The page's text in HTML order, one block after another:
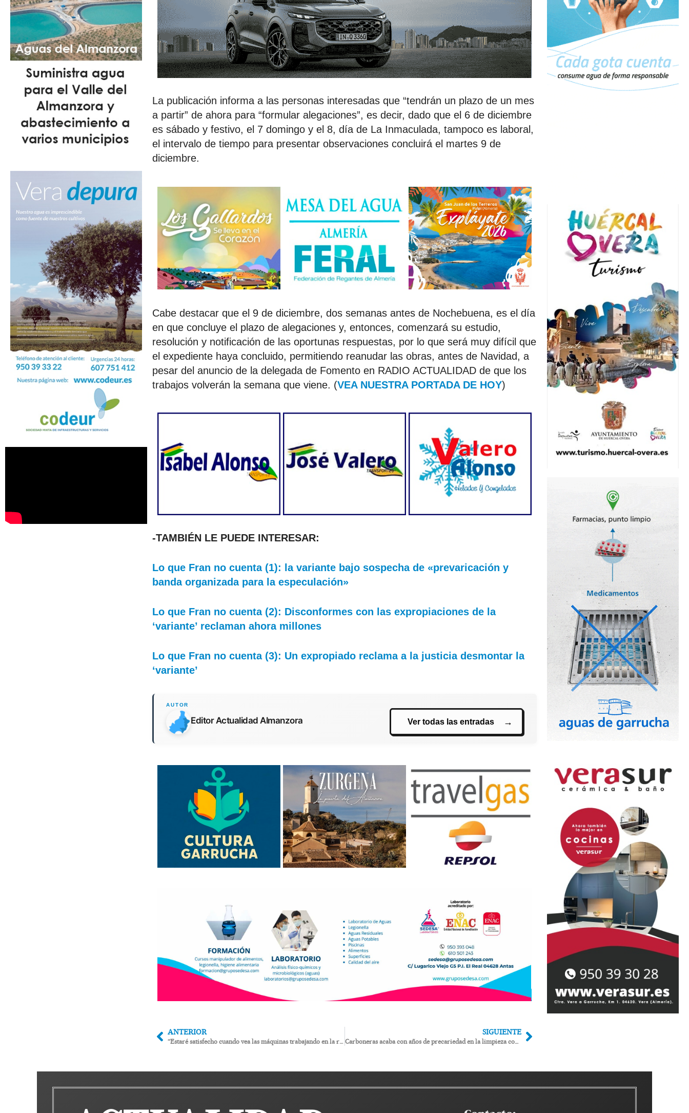
La publicación informa a las personas interesadas que “tendrán un plazo de un mes
a partir” de ahora para “formular alegaciones”, es decir, dado que el 6 de diciembre
es sábado y festivo, el 7 domingo y el 8, día de La Inmaculada, tampoco es laboral,
el intervalo de tiempo para presentar observaciones concluirá el martes 9 de
diciembre.
Cabe destacar que el 9 de diciembre, dos semanas antes de Nochebuena, es el día
en que concluye el plazo de alegaciones y, entonces, comenzará su estudio,
resolución y notificación de las oportunas respuestas, por lo que será muy difícil que
el expediente haya concluido, permitiendo reanudar las obras, antes de Navidad, a
pesar del anuncio de la delegada de Fomento en RADIO ACTUALIDAD de que los
trabajos volverán la semana que viene. (VEA NUESTRA PORTADA DE HOY)
-TAMBIÉN LE PUEDE INTERESAR:
Lo que Fran no cuenta (1): la variante bajo sospecha de «prevaricación y
banda organizada para la especulación»
Lo que Fran no cuenta (2): Disconformes con las expropiaciones de la
‘variante’ reclaman ahora millones
Lo que Fran no cuenta (3): Un expropiado reclama a la justicia desmontar la
‘variante’
Editor Actualidad Almanzora Ver todas las entradas
ANTERIOR
“Estaré satisfecho cuando vea las máquinas trabajando en la rotonda”
SIGUIENTE
Carboneras acaba con años de precariedad en la limpieza con un nuevo contrato de 9,8 millones